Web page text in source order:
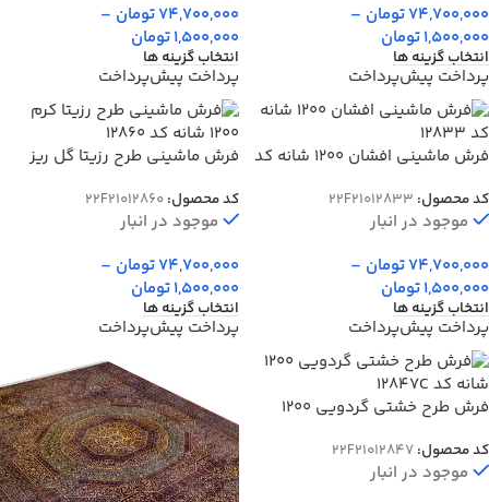
74,700,000تومان –
1,500,000تومان
انتخاب گزینه ها
پرداخت پیش‌پرداخت
74,700,000تومان –
1,500,000تومان
انتخاب گزینه ها
پرداخت پیش‌پرداخت
فرش ماشینی افشان 1200 شانه کد
کد محصول: 22F21012833
موجود در انبار
74,700,000تومان –
1,500,000تومان
انتخاب گزینه ها
پرداخت پیش‌پرداخت
فرش ماشینی طرح رزیتا گل ریز
کد محصول:22F21012860
موجود در انبار
74,700,000تومان –
1,500,000تومان
انتخاب گزینه ها
پرداخت پیش‌پرداخت
فرش طرح خشتی گردویی 1200
کد محصول:22F21012847
موجود در انبار